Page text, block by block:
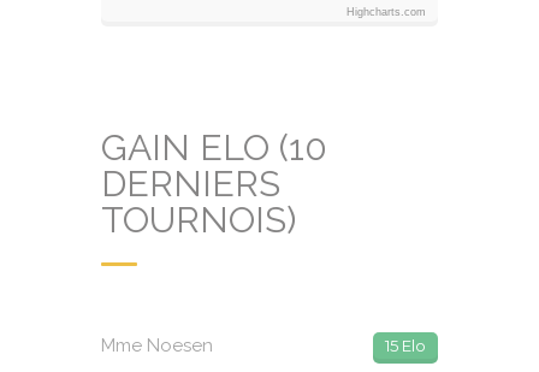
Highcharts.com
GAIN ELO (10
DERNIERS
TOURNOIS)
Mme Noesen 15 Elo